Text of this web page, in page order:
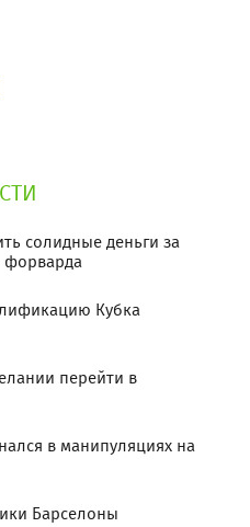
солидные деньги за
форварда
Кубка
перейти в
в манипуляциях на
Барселоны